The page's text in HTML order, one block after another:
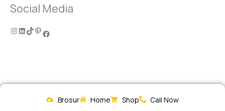
Social Media
Brosur Home Shop Call Now